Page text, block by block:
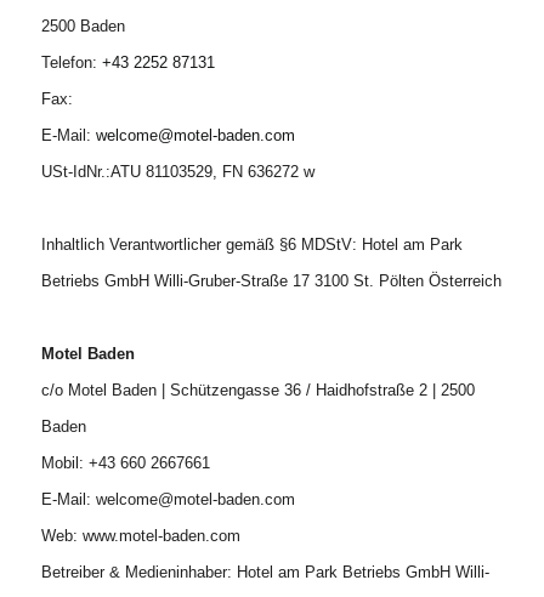
2500 Baden
Telefon: +43 2252 87131
Fax:
E-Mail: welcome@motel-baden.com
USt-IdNr.:ATU 81103529, FN 636272 w
Inhaltlich Verantwortlicher gemäß §6 MDStV: Hotel am Park
Betriebs GmbH Willi-Gruber-Straße 17 3100 St. Pölten Österreich
Motel Baden
c/o Motel Baden | Schützengasse 36 / Haidhofstraße 2 | 2500
Baden
Mobil: +43 660 2667661
E-Mail: welcome@motel-baden.com
Web: www.motel-baden.com
Betreiber & Medieninhaber: Hotel am Park Betriebs GmbH Willi-